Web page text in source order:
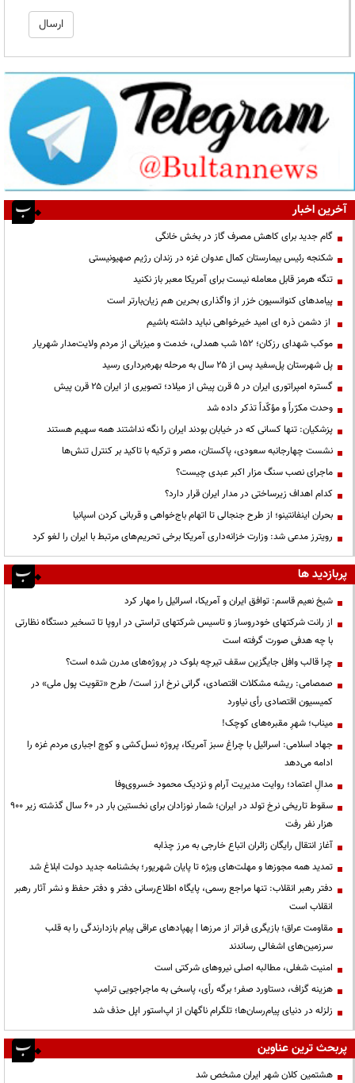
آخرین اخبار
گام جدید برای کاهش مصرف گاز در بخش خانگی
شکنجه رئیس بیمارستان کمال عدوان غزه در زندان رژیم صهیونیستی
تنگه هرمز قابل معامله نیست برای آمریکا معبر باز نکنید
پیامدهای کنوانسیون خزر از واگذاری بحرین هم زیان‌بارتر است
از دشمن ذره ای امید خیرخواهی نباید داشته باشیم
موکب شهدای رزکان؛ ۱۵۲ شب همدلی، خدمت و میزبانی از مردم ولایت‌مدار شهریار
پل شهرستان پل‌سفید پس از ۲۵ سال به مرحله بهره‌برداری رسید
گستره امپراتوری ایران در ۵ قرن پیش از میلاد؛ تصویری از ایران ۲۵ قرن پیش
وحدت مکرّراً و مؤکّداً تذکر داده شد
پزشکیان: تنها کسانی که در خیابان بودند ایران را نگه نداشتند همه سهیم هستند
نشست چهارجانبه سعودی، پاکستان، مصر و ترکیه با تاکید بر کنترل تنش‌ها
ماجرای نصب سنگ مزار اکبر عبدی چیست؟
کدام اهداف زیرساختی در مدار ایران قرار دارد؟
بحران اینفانتینو؛ از طرح جنجالی تا اتهام باج‌خواهی و قربانی کردن اسپانیا
رویترز مدعی شد: وزارت خزانه‌داری آمریکا برخی تحریم‌های مرتبط با ایران را لغو کرد
پربازدید ها
شیخ نعیم قاسم: توافق ایران و آمریکا، اسرائیل را مهار کرد
از رانت‌ شرکتهای خودروساز و تاسیس شرکتهای تراستی در اروپا تا تسخیر دستگاه نظارتی
با چه هدفی صورت گرفته است
چرا قالب وافل جایگزین سقف تیرچه بلوک در پروژه‌های مدرن شده است؟
صمصامی: ریشه مشکلات اقتصادی، گرانی نرخ ارز است/ طرح «تقویت پول ملی» در
کمیسیون اقتصادی رأی نیاورد
میناب؛ شهرِ مقبره‌های کوچک!
جهاد اسلامی: اسرائیل با چراغ سبز آمریکا، پروژه نسل‌کشی و کوچ اجباری مردم غزه را
ادامه می‌دهد
مدالِ اعتماد؛ روایت مدیریت آرام و نزدیک محمود خسروی‌وفا
سقوط تاریخی نرخ تولد در ایران؛ شمار نوزادان برای نخستین بار در ۶۰ سال گذشته زیر ۹۰۰
هزار نفر رفت
آغاز انتقال رایگان زائران اتباع خارجی به مرز چذابه
تمدید همه مجوزها و مهلت‌های ویژه تا پایان شهریور؛ بخشنامه جدید دولت ابلاغ شد
دفتر رهبر انقلاب: تنها مراجع رسمی، پایگاه اطلاع‌رسانی دفتر و دفتر حفظ و نشر آثار رهبر
انقلاب است
مقاومت عراق؛ بازیگری فراتر از مرزها | پهپادهای عراقی پیام بازدارندگی را به قلب
سرزمین‌های اشغالی رساندند
‌امنیت شغلی، مطالبه اصلی نیروهای شرکتی است
هزینه گزاف، دستاورد صفر؛ برگه رأی، پاسخی به ماجراجویی ترامپ
زلزله در دنیای پیام‌رسان‌ها؛ تلگرام ناگهان از اپ‌استور اپل حذف شد
پربحث ترین عناوین
هشتمین کلان شهر ایران مشخص شد